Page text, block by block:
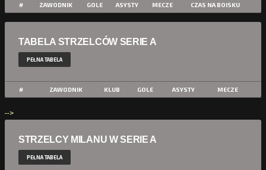
# ZAWODNIK GOLE ASYSTY MECZE CZAS NA BOISKU
TABELA STRZELCÓW SERIE A
PEŁNA TABELA
# ZAWODNIK KLUB GOLE ASYSTY MECZE
-->
STRZELCY MILANU W SERIE A
PEŁNA TABELA